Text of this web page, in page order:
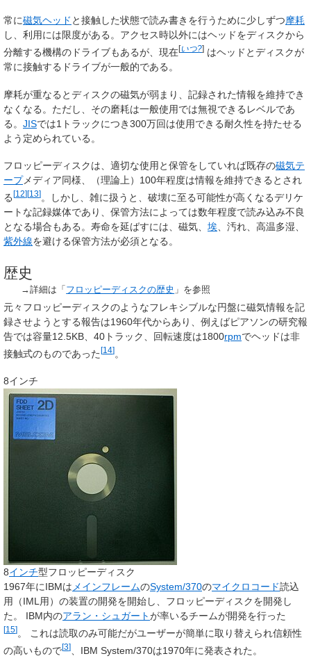
常に磁気ヘッド と接触した状態で読み書きを行うために少しずつ摩耗
し、利用には限度がある。アクセス時以外にはヘッドをディスクから
分離する機構のドライブもあるが、 現在[いつ?] はヘッドとディスクが
常に接触するドライブが一般的である。
摩耗が重なるとディスクの磁気が弱まり、記録された情報を維持でき
なくなる。ただし、その磨耗は一般使用では無視できるレベルであ
る。 JISでは1トラックにつき300万回は使用できる耐久性を持たせる
よう定められている。
フロッピーディスクは、適切な使用と保管をしていれば既存の磁気テ
ープメディア同様、（理論上）100年程度は情報を維持できるとされ
る [12][13] 。しかし、雑に扱うと、破壊に至る可能性が高くなるデリケ
ートな記録媒体であり、保管方法によっては数年程度で読み込み不良
となる場合もある。寿命を延ばすには、磁気、 埃 、汚れ、高温多湿、
紫外線を避ける保管方法が必須となる。
歴史
→詳細は「 フロッピーディスクの歴史 」を参照
元々フロッピーディスクのようなフレキシブルな円盤に磁気情報を記
録させようとする報告は1960年代からあり、例えばピアソンの研究報
告では容量12.5KB、40トラック、回転速度は1800rpmでヘッドは非
接触式のものであった[14]。
8インチ
8インチ型フロッピーディスク
1967年にIBMは メインフレームのSystem/370のマイクロコード読込
用（IML用）の装置の開発を開始し、フロッピーディスクを開発し
た。 IBM内のアラン・シュガートが率いるチームが開発を行った
[15] 。 これは読取のみ可能だがユーザーが簡単に取り替えられ信頼性
の高いもので[3] 、IBM System/370は1970年に発表された。